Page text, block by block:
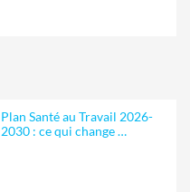
Plan Santé au Travail 2026-
2030 : ce qui change …